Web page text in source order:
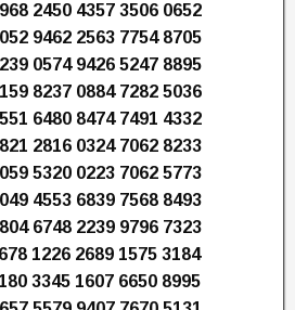
2450 4357 3506 0652
9462 2563 7754 8705
0574 9426 5247 8895
8237 0884 7282 5036
6480 8474 7491 4332
2816 0324 7062 8233
5320 0223 7062 5773
4553 6839 7568 8493
6748 2239 9796 7323
1226 2689 1575 3184
3345 1607 6650 8995